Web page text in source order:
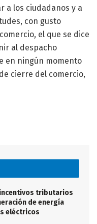
a los ciudadanos y a
con gusto
el que se dice
al despacho
en ningún momento
cierre del comercio,
tributarios
de energía
eléctricos